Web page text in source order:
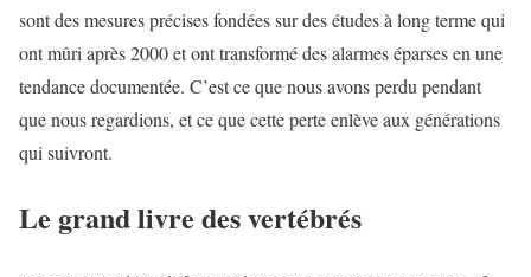
sont des mesures précises fondées sur des études à long terme qui
ont mûri après 2000 et ont transformé des alarmes éparses en une
tendance documentée. C’est ce que nous avons perdu pendant
que nous regardions, et ce que cette perte enlève aux générations
qui suivront.
Le grand livre des vertébrés